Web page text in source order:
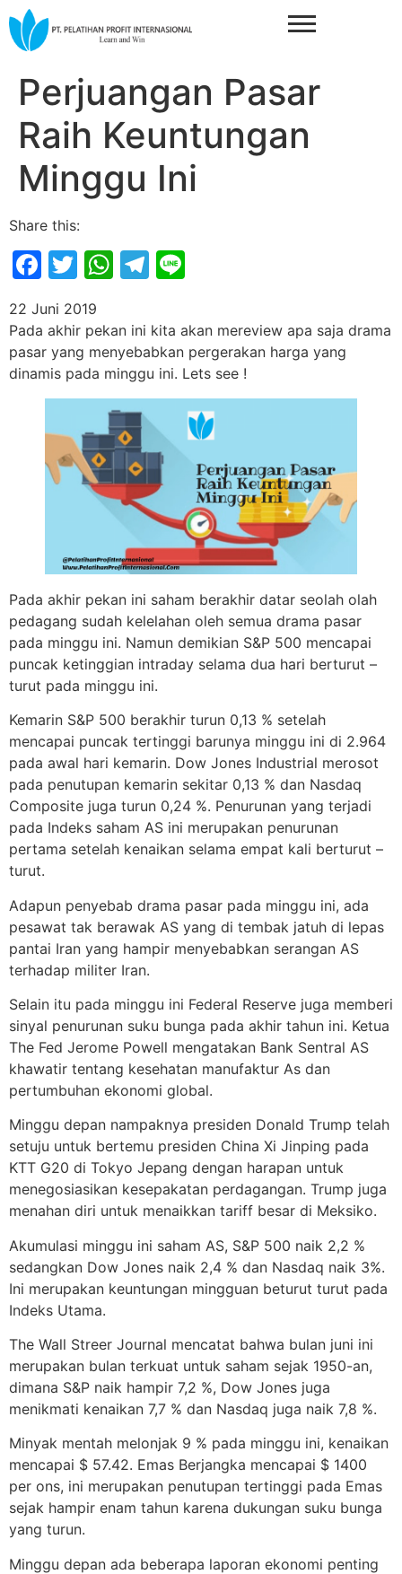
Perjuangan Pasar
Raih Keuntungan
Minggu Ini
Share this:
Facebook
Twitter
WhatsApp
Telegram
22 Juni 2019
Pada akhir pekan ini kita akan mereview apa saja drama
pasar yang menyebabkan pergerakan harga yang
dinamis pada minggu ini. Lets see !
Pada akhir pekan ini saham berakhir datar seolah olah
pedagang sudah kelelahan oleh semua drama pasar
pada minggu ini. Namun demikian S&P 500 mencapai
puncak ketinggian intraday selama dua hari berturut –
turut pada minggu ini.
Kemarin S&P 500 berakhir turun 0,13 % setelah
mencapai puncak tertinggi barunya minggu ini di 2.964
pada awal hari kemarin. Dow Jones Industrial merosot
pada penutupan kemarin sekitar 0,13 % dan Nasdaq
Composite juga turun 0,24 %. Penurunan yang terjadi
pada Indeks saham AS ini merupakan penurunan
pertama setelah kenaikan selama empat kali berturut –
turut.
Adapun penyebab drama pasar pada minggu ini, ada
pesawat tak berawak AS yang di tembak jatuh di lepas
pantai Iran yang hampir menyebabkan serangan AS
terhadap militer Iran.
Selain itu pada minggu ini Federal Reserve juga memberi
sinyal penurunan suku bunga pada akhir tahun ini. Ketua
The Fed Jerome Powell mengatakan Bank Sentral AS
khawatir tentang kesehatan manufaktur As dan
pertumbuhan ekonomi global.
Minggu depan nampaknya presiden Donald Trump telah
setuju untuk bertemu presiden China Xi Jinping pada
KTT G20 di Tokyo Jepang dengan harapan untuk
menegosiasikan kesepakatan perdagangan. Trump juga
menahan diri untuk menaikkan tariff besar di Meksiko.
Akumulasi minggu ini saham AS, S&P 500 naik 2,2 %
sedangkan Dow Jones naik 2,4 % dan Nasdaq naik 3%.
Ini merupakan keuntungan mingguan beturut turut pada
Indeks Utama.
The Wall Streer Journal mencatat bahwa bulan juni ini
merupakan bulan terkuat untuk saham sejak 1950-an,
dimana S&P naik hampir 7,2 %, Dow Jones juga
menikmati kenaikan 7,7 % dan Nasdaq juga naik 7,8 %.
Minyak mentah melonjak 9 % pada minggu ini, kenaikan
mencapai $ 57.42. Emas Berjangka mencapai $ 1400
per ons, ini merupakan penutupan tertinggi pada Emas
sejak hampir enam tahun karena dukungan suku bunga
yang turun.
Minggu depan ada beberapa laporan ekonomi penting